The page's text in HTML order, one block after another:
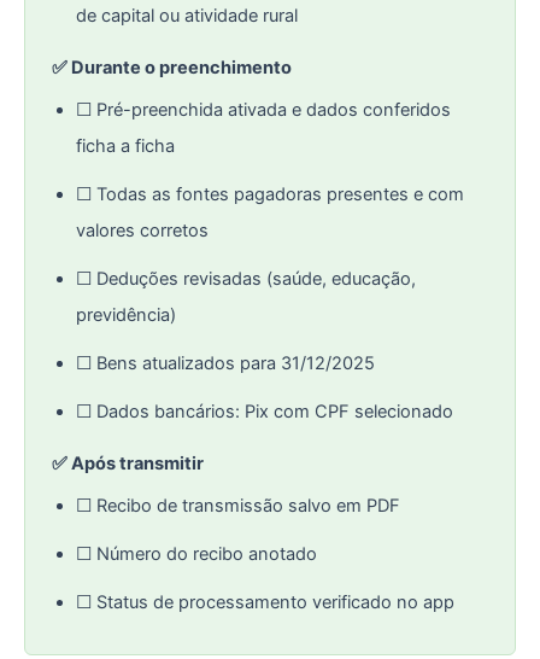
de capital ou atividade rural
✅ Durante o preenchimento
☐ Pré-preenchida ativada e dados conferidos
ficha a ficha
☐ Todas as fontes pagadoras presentes e com
valores corretos
☐ Deduções revisadas (saúde, educação,
previdência)
☐ Bens atualizados para 31/12/2025
☐ Dados bancários: Pix com CPF selecionado
✅ Após transmitir
☐ Recibo de transmissão salvo em PDF
☐ Número do recibo anotado
☐ Status de processamento verificado no app